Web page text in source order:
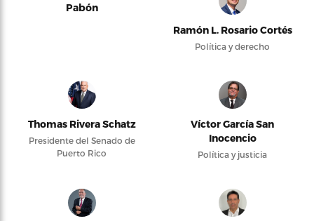
Pabón
Ramón L. Rosario Cortés
Política y derecho
Thomas Rivera Schatz
Presidente del Senado de
Puerto Rico
Víctor García San
Inocencio
Política y justicia